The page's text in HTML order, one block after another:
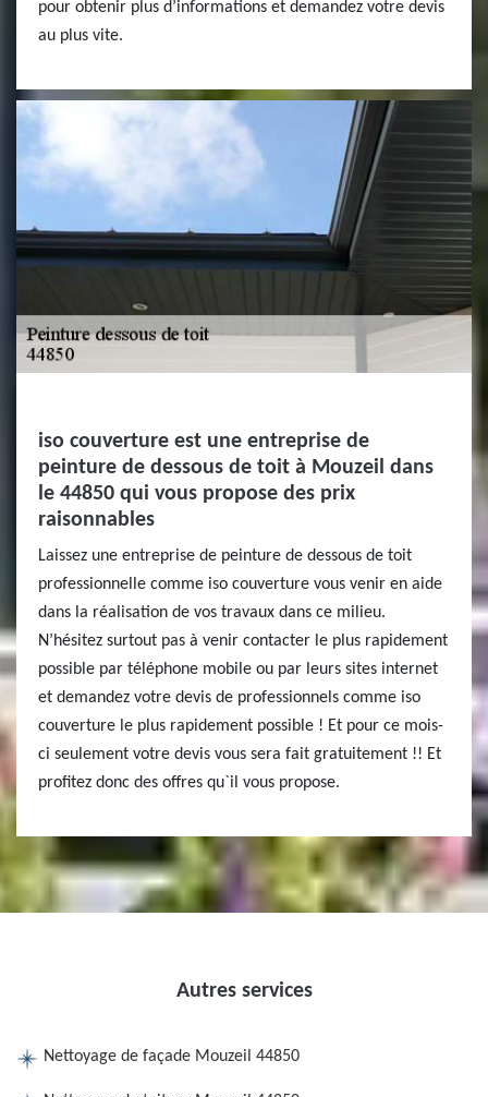
pour obtenir plus d’informations et demandez votre devis
au plus vite.
iso couverture est une entreprise de
peinture de dessous de toit à Mouzeil dans
le 44850 qui vous propose des prix
raisonnables
Laissez une entreprise de peinture de dessous de toit
professionnelle comme iso couverture vous venir en aide
dans la réalisation de vos travaux dans ce milieu.
N’hésitez surtout pas à venir contacter le plus rapidement
possible par téléphone mobile ou par leurs sites internet
et demandez votre devis de professionnels comme iso
couverture le plus rapidement possible ! Et pour ce mois-
ci seulement votre devis vous sera fait gratuitement !! Et
profitez donc des offres qu`il vous propose.
Autres services
Nettoyage de façade Mouzeil 44850